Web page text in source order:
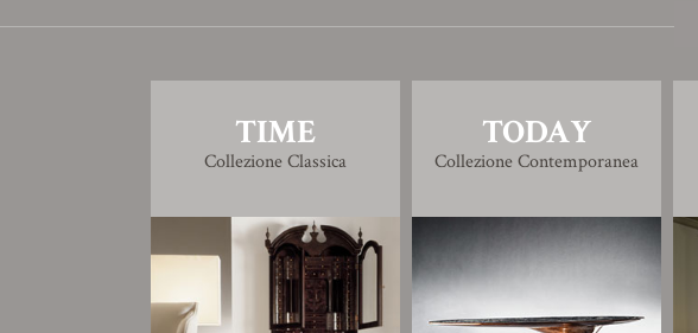
TIME
Collezione Classica
TODAY
Collezione Contemporanea